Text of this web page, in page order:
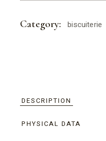
Category: biscuiterie
DESCRIPTION
PHYSICAL DATA